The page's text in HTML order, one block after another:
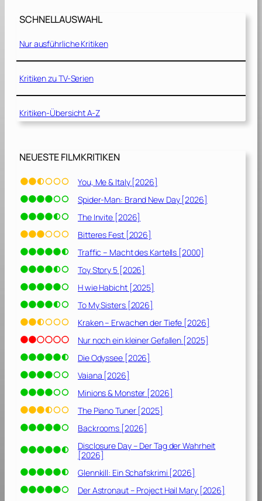
]
SCHNELLAUSWAHL
Nur ausführliche Kritiken
Kritiken zu TV-Serien
Kritiken-Übersicht A-Z
NEUESTE FILMKRITIKEN
You, Me & Italy [2026]
Spider-Man: Brand New Day [2026]
The Invite [2026]
Bitteres Fest [2026]
Traffic – Macht des Kartells [2000]
Toy Story 5 [2026]
H wie Habicht [2025]
To My Sisters [2026]
Kraken – Erwachen der Tiefe [2026]
Nur noch ein kleiner Gefallen [2025]
Die Odyssee [2026]
Vaiana [2026]
Minions & Monster [2026]
The Piano Tuner [2025]
Backrooms [2026]
Disclosure Day – Der Tag der Wahrheit
[2026]
Glennkill: Ein Schafskrimi [2026]
Der Astronaut – Project Hail Mary [2026]